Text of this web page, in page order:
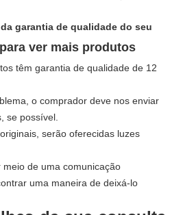
garantia de qualidade do seu
ver mais produtos
têm garantia de qualidade de 12
o comprador deve nos enviar
se possível.
serão oferecidas luzes
de uma comunicação
uma maneira de deixá-lo